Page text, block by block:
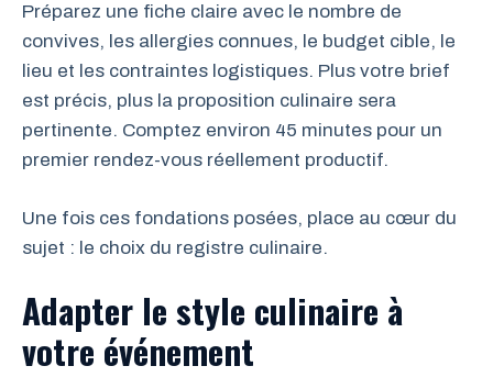
Préparez une fiche claire avec le nombre de
convives, les allergies connues, le budget cible, le
lieu et les contraintes logistiques. Plus votre brief
est précis, plus la proposition culinaire sera
pertinente. Comptez environ 45 minutes pour un
premier rendez-vous réellement productif.
Une fois ces fondations posées, place au cœur du
sujet : le choix du registre culinaire.
Adapter le style culinaire à
votre événement